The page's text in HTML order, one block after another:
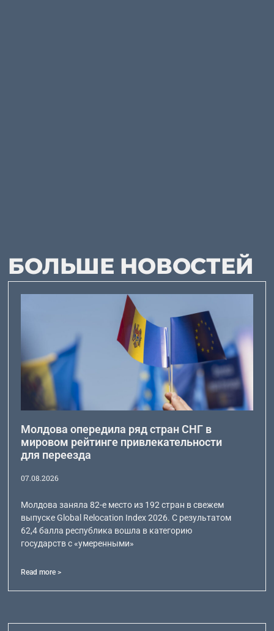
БОЛЬШЕ НОВОСТЕЙ
Молдова опередила ряд стран СНГ в
мировом рейтинге привлекательности
для переезда
07.08.2026
Молдова заняла 82-е место из 192 стран в свежем
выпуске Global Relocation Index 2026. С результатом
62,4 балла республика вошла в категорию
государств с «умеренными»
Read more >